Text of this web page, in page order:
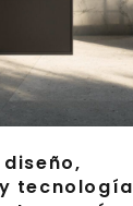
diseño,